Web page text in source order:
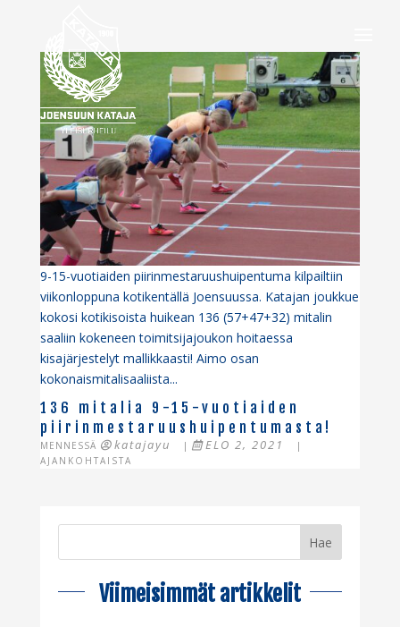
136 mitalia 9-15-vuotiaiden
piirinmestaruushuipentumasta!
MENNESSÄ katajayu | ELO 2, 2021
|
AJANKOHTAISTA
9-15-vuotiaiden piirinmestaruushuipentuma kilpailtiin
viikonloppuna kotikentällä Joensuussa. Katajan joukkue
kokosi kotikisoista huikean 136 (57+47+32) mitalin
saaliin kokeneen toimitsijajoukon hoitaessa
kisajärjestelyt mallikkaasti! Aimo osan
kokonaismitalisaaliista...
Viimeisimmät artikkelit